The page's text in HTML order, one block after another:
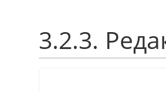
3.2.3.